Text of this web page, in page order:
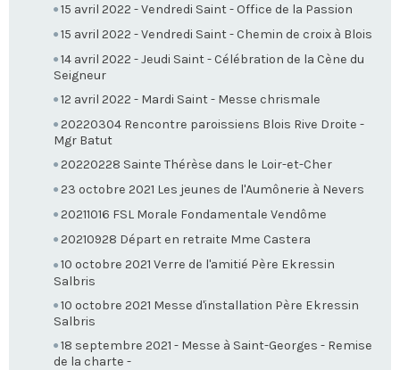
15 avril 2022 - Vendredi Saint - Office de la Passion
15 avril 2022 - Vendredi Saint - Chemin de croix à Blois
14 avril 2022 - Jeudi Saint - Célébration de la Cène du
Seigneur
12 avril 2022 - Mardi Saint - Messe chrismale
20220304 Rencontre paroissiens Blois Rive Droite -
Mgr Batut
20220228 Sainte Thérèse dans le Loir-et-Cher
23 octobre 2021 Les jeunes de l'Aumônerie à Nevers
20211016 FSL Morale Fondamentale Vendôme
20210928 Départ en retraite Mme Castera
10 octobre 2021 Verre de l'amitié Père Ekressin
Salbris
10 octobre 2021 Messe d'installation Père Ekressin
Salbris
18 septembre 2021 - Messe à Saint-Georges - Remise
de la charte -